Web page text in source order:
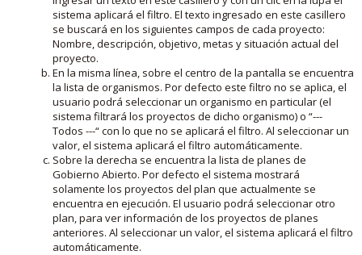
sistema aplicará el filtro. El texto ingresado en este casillero
se buscará en los siguientes campos de cada proyecto:
Nombre, descripción, objetivo, metas y situación actual del
proyecto.
En la misma línea, sobre el centro de la pantalla se encuentra
la lista de organismos. Por defecto este filtro no se aplica, el
usuario podrá seleccionar un organismo en particular (el
sistema filtrará los proyectos de dicho organismo) o “---
Todos ---“ con lo que no se aplicará el filtro. Al seleccionar un
valor, el sistema aplicará el filtro automáticamente.
Sobre la derecha se encuentra la lista de planes de
Gobierno Abierto. Por defecto el sistema mostrará
solamente los proyectos del plan que actualmente se
encuentra en ejecución. El usuario podrá seleccionar otro
plan, para ver información de los proyectos de planes
anteriores. Al seleccionar un valor, el sistema aplicará el filtro
automáticamente.